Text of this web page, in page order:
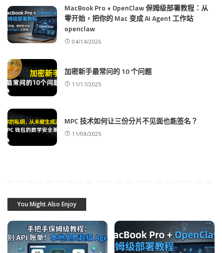
MacBook Pro + OpenClaw 保姆级部署教程：从
零开始，把你的 Mac 变成 AI Agent 工作站
openclaw
04/14/2026
加密新手最常问的 10 个问题
11/17/2025
MPC 技术如何让三份分片不见面也能签名？
11/08/2025
You Might Also Enjoy